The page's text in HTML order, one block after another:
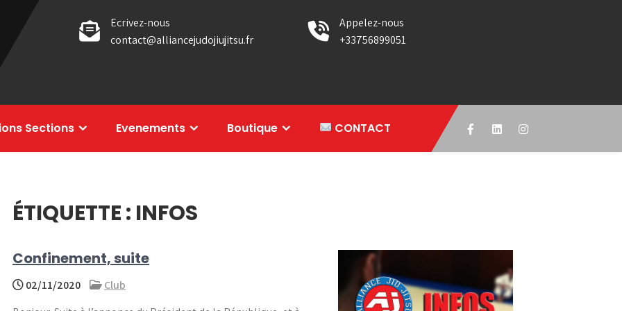
Ecrivez-nous
contact@alliancejudojiujitsu.fr
Appelez-nous
+33756899051
Sections Evenements Boutique CONTACT
ÉTIQUETTE : INFOS
Confinement, suite
02/11/2020
Club